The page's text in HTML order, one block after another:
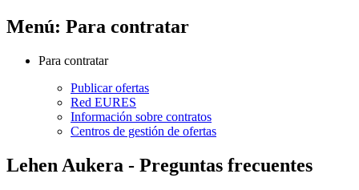
Menú: Para contratar
Para contratar
Publicar ofertas
Red EURES
Información sobre contratos
Centros de gestión de ofertas
Lehen Aukera - Preguntas frecuentes